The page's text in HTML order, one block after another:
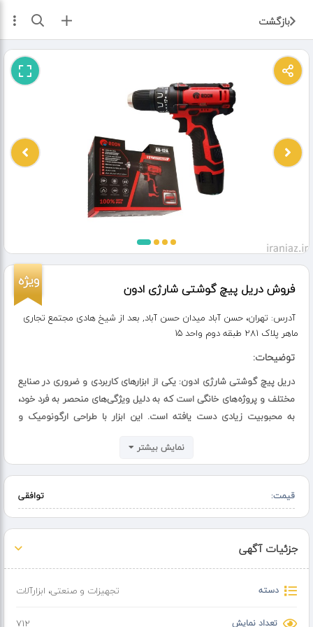
بازگشت ثبت آگهی
ویژه فروش دریل پیچ گوشتی شارژی ادون
آدرس: تهران، حسن آباد میدان حسن آباد, بعد از شیخ هادی مجتمع تجاری
ماهر پلاک ۲۸۱ طبقه دوم واحد 15
توضیحات:
دریل پیچ گوشتی شارژی ادون: یکی از ابزارهای کاربردی و ضروری در صنایع
مختلف و پروژه‌های خانگی است که به دلیل ویژگی‌های منحصر به فرد خود،
به محبوبیت زیادی دست یافته است. این ابزار با طراحی ارگونومیک و
می‌آورد. دریل پیچ گوشتی شارژی ادون با باتری‌های قدرتمند و با دوام،
بدون نیاز به سیم و اتصالات اضافی، آزادی عمل بیشتری را به کاربر می‌دهد
است.
1.سوار کردن و باز کردن پیچ‌ها: این ابزار به طور خاص برای پیچاندن و باز
کردن پیچ‌ها طراحی شده است. با تنظیم گشتاور و سرعت، می‌توان پیچ‌ها
نمایش بیشتر
قیمت: توافقی
جزئیات آگهی
دسته تجهیزات و صنعتی، ابزارآلات
تعداد نمایش 712